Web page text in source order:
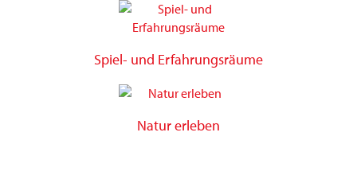
Spiel- und Erfahrungsräume
Natur erleben